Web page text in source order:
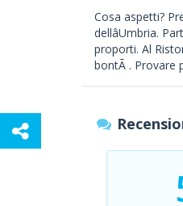
Cosa aspetti?
dellâUmbria.
proporti. Al
bontÃ . Provare